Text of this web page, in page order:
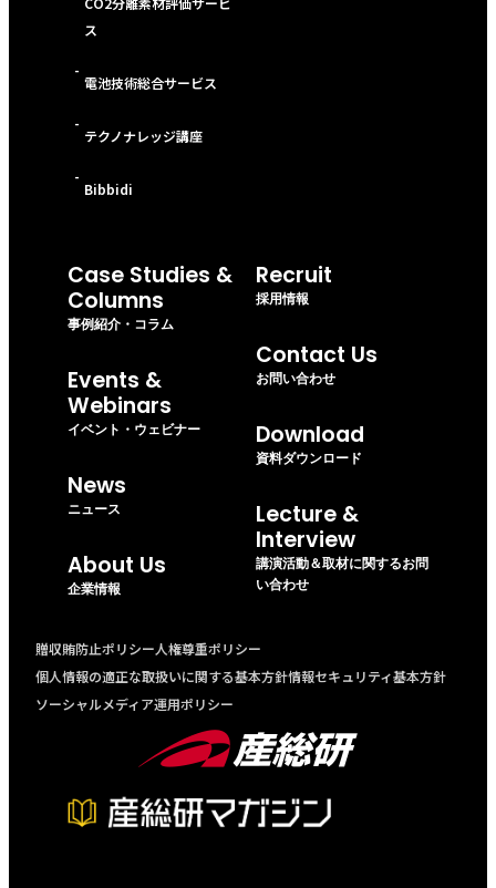
ス
-
電池技術総合サービス
-
テクノナレッジ講座
-
Bibbidi
Case Studies &
Columns
事例紹介・コラム
Events &
Webinars
イベント・ウェビナー
News
ニュース
About Us
企業情報
Recruit
採用情報
Contact Us
お問い合わせ
Download
資料ダウンロード
Lecture &
Interview
講演活動＆取材に関するお問
い合わせ
贈収賄防止ポリシー人権尊重ポリシー
個人情報の適正な取扱いに関する基本方針情報セキュリティ基本方針
ソーシャルメディア運用ポリシー